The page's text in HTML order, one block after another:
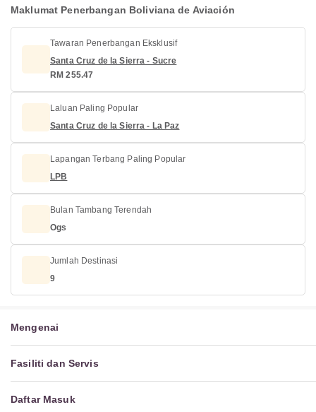
Maklumat Penerbangan Boliviana de Aviación
Tawaran Penerbangan Eksklusif
Santa Cruz de la Sierra - Sucre
RM 255.47
Laluan Paling Popular
Santa Cruz de la Sierra - La Paz
Lapangan Terbang Paling Popular
LPB
Bulan Tambang Terendah
Ogs
Jumlah Destinasi
9
Mengenai
Fasiliti dan Servis
Daftar Masuk